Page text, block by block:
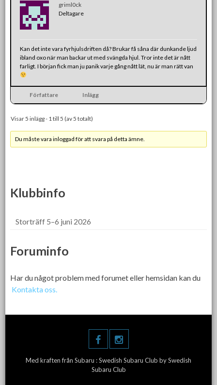
griml0ck
Deltagare
Kan det inte vara fyrhjulsdriften då? Brukar få såna där dunkande ljud
ibland oxo när man backar ut med svängda hjul. Tror inte det är nått
farligt. I början fick man ju panik varje gång nått lät, nu är man rätt van
Författare Inlägg
Visar 5 inlägg - 1 till 5 (av 5 totalt)
Du måste vara inloggad för att svara på detta ämne.
Klubbinfo
Storträff 5–6 juni 2026
Foruminfo
Har du något problem med forumet eller hemsidan kan du
Kontakta oss.
Med kraften från Subaru :Swedish Subaru Club by Swedish
Subaru Club